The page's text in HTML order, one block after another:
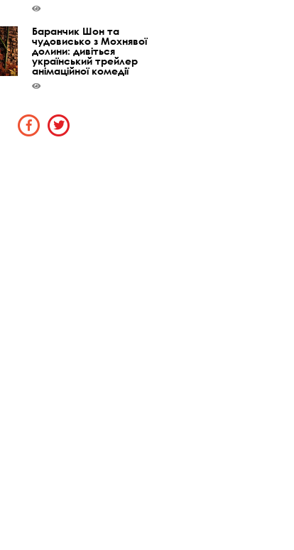
Баранчик Шон та
чудовисько з Мохнявої
долини: дивіться
український трейлер
анімаційної комедії